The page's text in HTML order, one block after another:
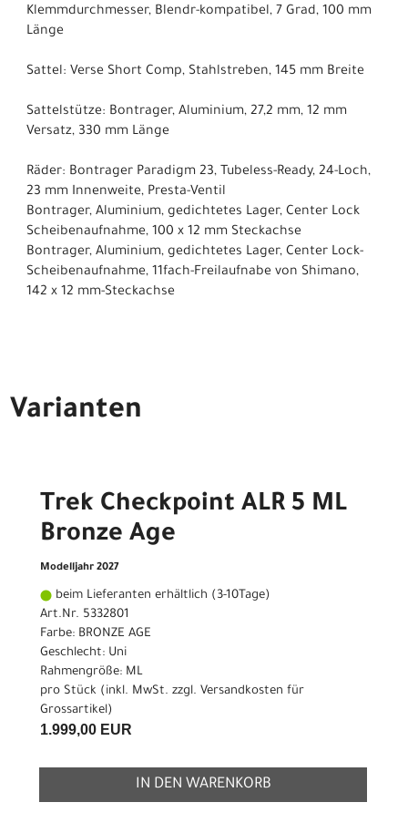
Klemmdurchmesser, Blendr-kompatibel, 7 Grad, 100 mm
Länge
Sattel: Verse Short Comp, Stahlstreben, 145 mm Breite
Sattelstütze: Bontrager, Aluminium, 27,2 mm, 12 mm
Versatz, 330 mm Länge
Räder: Bontrager Paradigm 23, Tubeless-Ready, 24-Loch,
23 mm Innenweite, Presta-Ventil
Bontrager, Aluminium, gedichtetes Lager, Center Lock
Scheibenaufnahme, 100 x 12 mm Steckachse
Bontrager, Aluminium, gedichtetes Lager, Center Lock-
Scheibenaufnahme, 11fach-Freilaufnabe von Shimano,
142 x 12 mm-Steckachse
Varianten
Trek Checkpoint ALR 5 ML
Bronze Age
Modelljahr 2027
beim Lieferanten erhältlich (3-10Tage)
Art.Nr. 5332801
Farbe: BRONZE AGE
Geschlecht: Uni
Rahmengröße: ML
pro Stück (inkl. MwSt. zzgl. Versandkosten für
Grossartikel)
1.999,00 EUR
IN DEN WARENKORB